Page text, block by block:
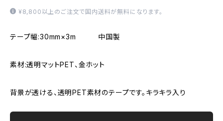
¥8,800以上のご注文で国内送料が無料になります。
テープ幅:30mm×3m 中国製
素材:透明マットPET、金ホット
背景が透ける、透明PET素材のテープです。キラキラ入り